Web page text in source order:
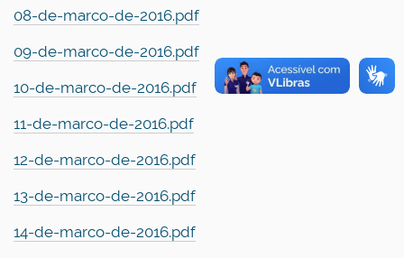
08-de-marco-de-2016.pdf
09-de-marco-de-2016.pdf
10-de-marco-de-2016.pdf
11-de-marco-de-2016.pdf
12-de-marco-de-2016.pdf
13-de-marco-de-2016.pdf
14-de-marco-de-2016.pdf